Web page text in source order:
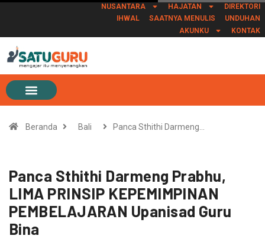
NUSANTARA HAJATAN
DIREKTORI
IHWAL
SAATNYA MENULIS
UNDUHAN
AKUNKU
KONTAK
Beranda Bali Panca Sthithi Darmeng…
Panca Sthithi Darmeng Prabhu,
LIMA PRINSIP KEPEMIMPINAN
PEMBELAJARAN Upanisad Guru
Bina